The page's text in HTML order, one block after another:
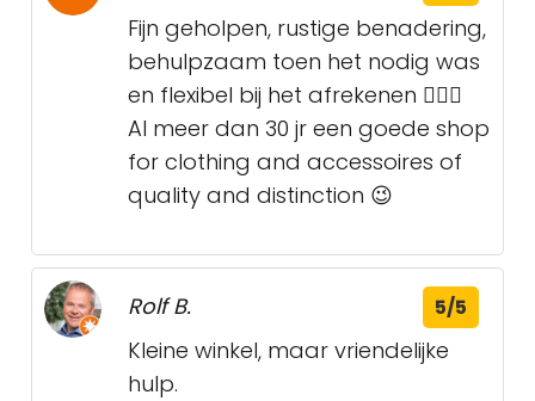
Fijn geholpen, rustige benadering,
behulpzaam toen het nodig was
en flexibel bij het afrekenen 👍🏻😁
Al meer dan 30 jr een goede shop
for clothing and accessoires of
quality and distinction 😉
Rolf B. 5/5
Kleine winkel, maar vriendelijke
hulp.